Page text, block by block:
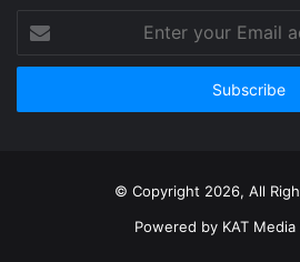
your
Email
© Copyright 2026, All
Powered by KAT